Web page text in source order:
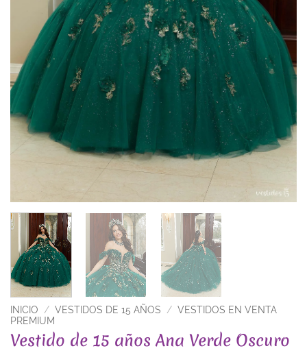
INICIO / VESTIDOS DE 15 AÑOS / VESTIDOS EN VENTA
PREMIUM
Vestido de 15 años Ana Verde Oscuro